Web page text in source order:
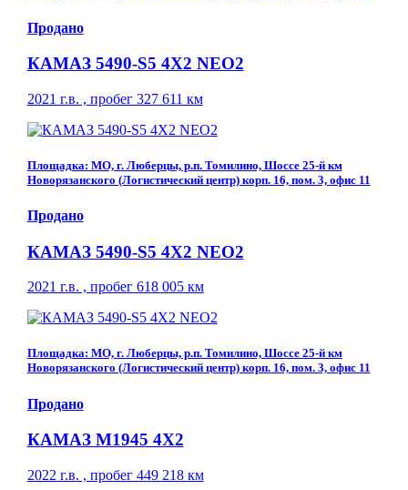
Продано
КАМАЗ 5490-S5 4Х2 NEO2
2021 г.в. , пробег 327 611 км
Площадка: МО, г. Люберцы, р.п. Томилино, Шоссе 25-й км
Новорязанского (Логистический центр) корп. 16, пом. 3, офис 11
Продано
КАМАЗ 5490-S5 4Х2 NEO2
2021 г.в. , пробег 618 005 км
Площадка: МО, г. Люберцы, р.п. Томилино, Шоссе 25-й км
Новорязанского (Логистический центр) корп. 16, пом. 3, офис 11
Продано
КАМАЗ М1945 4Х2
2022 г.в. , пробег 449 218 км